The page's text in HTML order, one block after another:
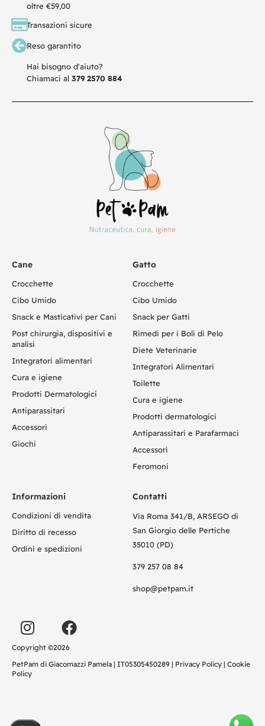
oltre €59,00
Transazioni sicure
Reso garantito
Hai bisogno d'aiuto?
Chiamaci al 379 2570 884
Cane
Crocchette
Cibo Umido
Snack e Masticativi per Cani
Post chirurgia, dispositivi e
analisi
Integratori alimentari
Cura e igiene
Prodotti Dermatologici
Antiparassitari
Accessori
Giochi
Gatto
Crocchette
Cibo Umido
Snack per Gatti
Rimedi per i Boli di Pelo
Diete Veterinarie
Integratori Alimentari
Toilette
Cura e igiene
Prodotti dermatologici
Antiparassitari e Parafarmaci
Accessori
Feromoni
Informazioni
Condizioni di vendita
Diritto di recesso
Ordini e spedizioni
Contatti
Via Roma 341/B, ARSEGO di
San Giorgio delle Pertiche
35010 (PD)
379 257 08 84
shop@petpam.it
Copyright ©2026
PetPam di Giacomazzi Pamela | IT05305450289 | Privacy Policy | Cookie
Policy